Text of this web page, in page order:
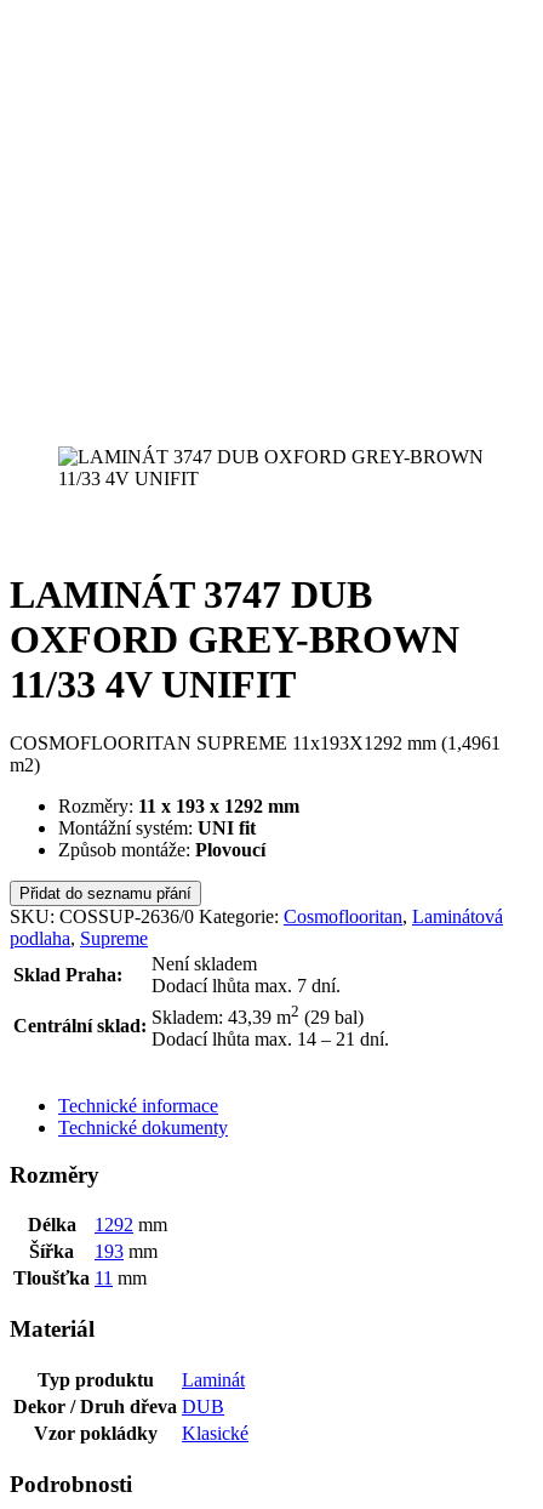
LAMINÁT 3747 DUB
OXFORD GREY-BROWN
11/33 4V UNIFIT
COSMOFLOORITAN SUPREME 11x193X1292 mm (1,4961
m2)
Rozměry: 11 x 193 x 1292 mm
Montážní systém: UNI fit
Způsob montáže: Plovoucí
Přidat do seznamu přání
SKU: COSSUP-2636/0 Kategorie: Cosmoflooritan, Laminátová
podlaha, Supreme
Sklad Praha:
Není skladem
Dodací lhůta max. 7 dní.
Centrální sklad: Skladem: 43,39 m2 (29 bal)
Dodací lhůta max. 14 – 21 dní.
Technické informace
Technické dokumenty
Rozměry
Délka 1292 mm
Šířka
193 mm
Tloušťka 11 mm
Materiál
Typ produktu
Laminát
Dekor / Druh dřeva DUB
Vzor pokládky
Klasické
Podrobnosti